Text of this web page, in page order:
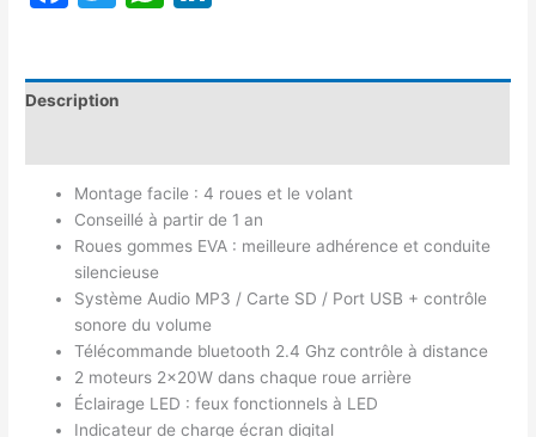
Description
Montage facile : 4 roues et le volant
Conseillé à partir de 1 an
Roues gommes EVA : meilleure adhérence et conduite
silencieuse
Système Audio MP3 / Carte SD / Port USB + contrôle
sonore du volume
Télécommande bluetooth 2.4 Ghz contrôle à distance
2 moteurs 2x20W dans chaque roue arrière
Éclairage LED : feux fonctionnels à LED
Indicateur de charge écran digital